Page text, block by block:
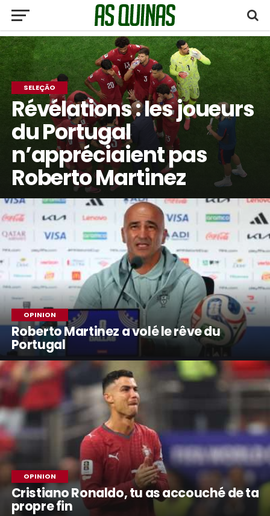
SELEÇÃO
Révélations : les joueurs
du Portugal
n’appréciaient pas
Roberto Martinez
OPINION
Roberto Martinez a volé le rêve du
Portugal
OPINION
Cristiano Ronaldo, tu as accouché de ta
propre fin